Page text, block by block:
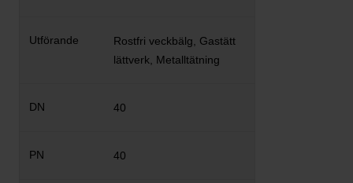
Rostfri veckbälg, Gastätt
lättverk, Metalltätning
40
40